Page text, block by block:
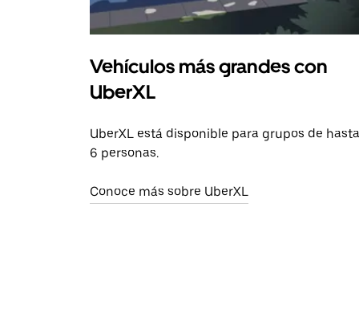
Vehículos más grandes con
UberXL
UberXL está disponible para grupos de hasta
6 personas.
Conoce más sobre UberXL